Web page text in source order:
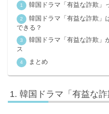
韓国ドラマ「有益な詐欺」
韓国ドラマ「有益な詐欺」
できる？
韓国ドラマ「有益な詐欺」
ス
まとめ
韓国ドラマ「有益な